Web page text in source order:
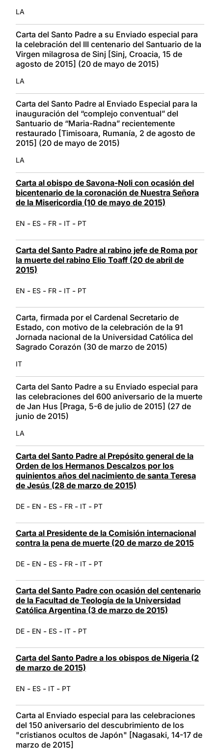
LA
Carta del Santo Padre a su Enviado especial para
la celebración del III centenario del Santuario de la
Virgen milagrosa de Sinj [Sinj, Croacia, 15 de
agosto de 2015] (20 de mayo de 2015)
LA
Carta del Santo Padre al Enviado Especial para la
inauguración del “complejo conventual” del
Santuario de “Maria-Radna” recientemente
restaurado [Timisoara, Rumanía, 2 de agosto de
2015] (20 de mayo de 2015)
LA
Carta al obispo de Savona-Noli con ocasión del
bicentenario de la coronación de Nuestra Señora
de la Misericordia (10 de mayo de 2015)
EN - ES - FR - IT - PT
Carta del Santo Padre al rabino jefe de Roma por
la muerte del rabino Elio Toaff (20 de abril de
2015)
EN - ES - FR - IT - PT
Carta, firmada por el Cardenal Secretario de
Estado, con motivo de la celebración de la 91
Jornada nacional de la Universidad Católica del
Sagrado Corazón (30 de marzo de 2015)
IT
Carta del Santo Padre a su Enviado especial para
las celebraciones del 600 aniversario de la muerte
de Jan Hus [Praga, 5-6 de julio de 2015] (27 de
junio de 2015)
LA
Carta del Santo Padre al Prepósito general de la
Orden de los Hermanos Descalzos por los
quinientos años del nacimiento de santa Teresa
de Jesús (28 de marzo de 2015)
DE - EN - ES - FR - IT - PT
Carta al Presidente de la Comisión internacional
contra la pena de muerte (20 de marzo de 2015
DE - EN - ES - FR - IT - PT
Carta del Santo Padre con ocasión del centenario
de la Facultad de Teología de la Universidad
Católica Argentina (3 de marzo de 2015)
DE - EN - ES - IT - PT
Carta del Santo Padre a los obispos de Nigeria (2
de marzo de 2015)
EN - ES - IT - PT
Carta al Enviado especial para las celebraciones
del 150 aniversario del descubrimiento de los
"cristianos ocultos de Japón" [Nagasaki, 14-17 de
marzo de 2015]